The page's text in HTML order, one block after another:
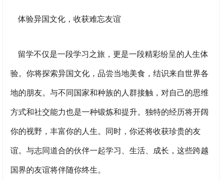
体验异国文化，收获难忘友谊
留学不仅是一段学习之旅，更是一段精彩纷呈的人生体
验。你将探索异国文化，品尝当地美食，结识来自世界各
地的朋友。与不同国家和种族的人群接触，对自己的思维
方式和社交能力也是一种锻炼和提升。独特的经历将开阔
你的视野，丰富你的人生。同时，你还将收获珍贵的友
谊。与志同道合的伙伴一起学习、生活、成长，这些跨越
国界的友谊将伴随你终生。